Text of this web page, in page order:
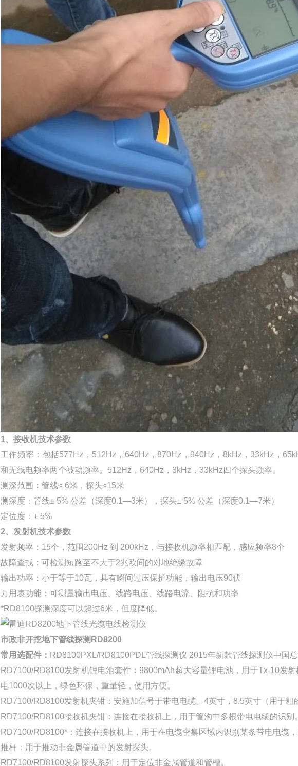
1、接收机技术参数
工作频率：包括577Hz，512Hz，640Hz，870Hz，940Hz，8kHz，33kHz，
和无线电频率两个被动频率。512Hz，640Hz，8kHz，33kHz四个探头频率。
测深范围：管线≤ 6米，探头≤15米
测深度：管线± 5% 公差（深度0.1—3米），探头± 5% 公差（深度0.1—7米）
定位度：± 5%
2、发射机技术参数
发射频率：15个，范围200Hz 到 200kHz，与接收机频率相匹配，感应频率8个
故障查找：可检测短路至不大于2兆欧间的对地绝缘故障
输出功率：小于等于10瓦，具有瞬间过压保护功能，输出电压90伏
万用表功能：可测量输出电压、线路电压、线路电流、阻抗和功率
*RD8100探测深度可以超过6米，但度降低。
市政非开挖地下管线探测RD8200
常用选配件： RD8100PXL/RD8100PDL管线探测仪 2015年新款管线探测仪中国
RD7100/RD8100发射机锂电池套件：9800mAh超大容量锂电池，用于Tx-10发
电1000次以上，绿色环保，重量轻，使用方便。
RD7100/RD8100发射机夹钳：安施加信号于带电电缆。4英寸，8.5英寸（用于粗
RD7100/RD8100接收机夹钳：连接在接收机上，用于管沟中多根带电电缆的识别
RD7100/RD8100*：连接在接收机上，用于在电缆密集区域内识别某条带电电缆
推杆：用于推动非金属管道中的发射探头。
RD7100/RD8100发射探头系列：用于定位非金属管道和管槽。